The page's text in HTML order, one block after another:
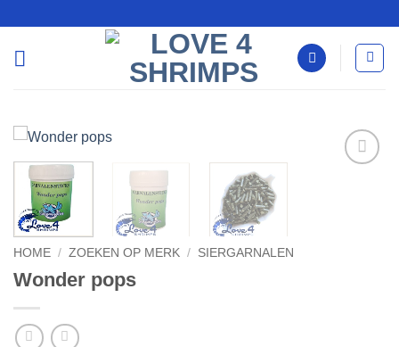
inhoud
HOME / ZOEKEN OP MERK / SIERGARNALEN
Wonder pops